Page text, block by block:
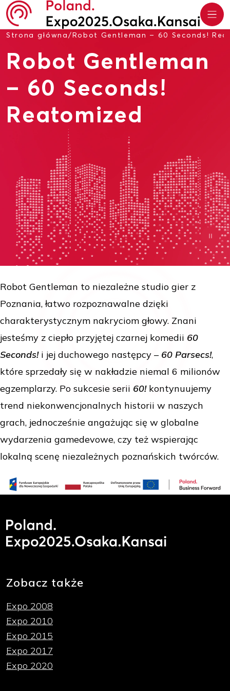
Strona główna/Robot Gentleman – 60 Seconds!
Robot Gentleman
– 60 Seconds!
Reatomized
Robot Gentleman to niezależne studio gier z
Poznania, łatwo rozpoznawalne dzięki
charakterystycznym nakryciom głowy. Znani
jesteśmy z ciepło przyjętej czarnej komedii 60
Seconds!i jej duchowego następcy – 60 Parsecs!,
które sprzedały się w nakładzie niemal 6 milionów
egzemplarzy. Po sukcesie serii 60!kontynuujemy
trend niekonwencjonalnych historii w naszych
grach, jednocześnie angażując się w globalne
wydarzenia gamedevowe, czy też wspierając
lokalną scenę niezależnych poznańskich twórców.
Zobacz także
Expo 2008
Expo 2010
Expo 2015
Expo 2017
Expo 2020